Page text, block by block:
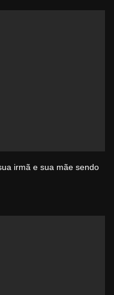
irmã e sua mãe sendo